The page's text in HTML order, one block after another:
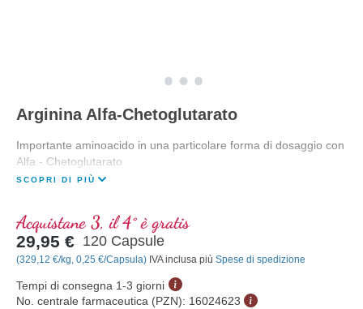
Arginina Alfa-Chetoglutarato
Importante aminoacido in una particolare forma di dosaggio con
Alfa - Chetoglutarato
SCOPRI DI PIÙ
Acquistane 3, il 4° è gratis
29,95 € 120 Capsule
(329,12 €/kg, 0,25 €/Capsula) IVA inclusa più Spese di spedizione
Tempi di consegna 1-3 giorni
No. centrale farmaceutica (PZN): 16024623